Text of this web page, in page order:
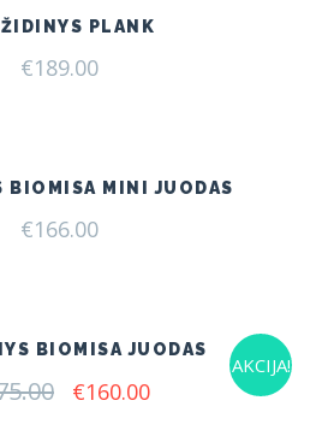
PLANK
€189.00
BIOMISA MINI JUODAS
€166.00
AKCIJA!
BIOMISA JUODAS
Original
€160.00Current